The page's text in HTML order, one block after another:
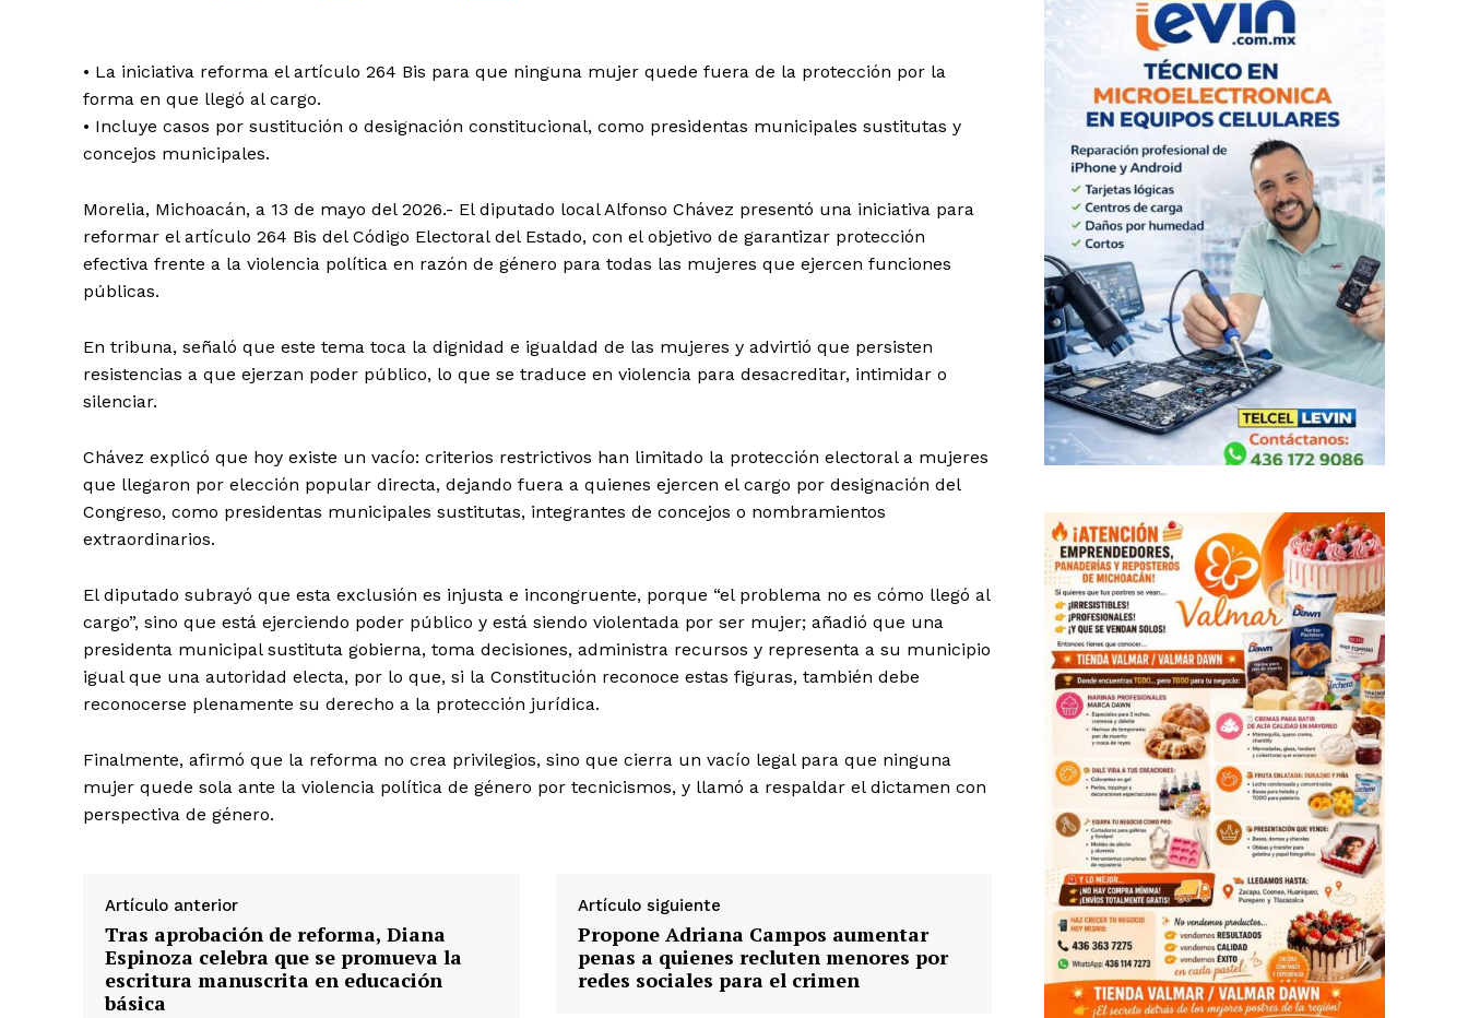
•⁠ ⁠La iniciativa reforma el artículo 264 Bis para que ninguna mujer quede fuera de la protección por la
forma en que llegó al cargo.
•⁠ ⁠Incluye casos por sustitución o designación constitucional, como presidentas municipales sustitutas y
concejos municipales.
Morelia, Michoacán, a 13 de mayo del 2026.- El diputado local Alfonso Chávez presentó una iniciativa para
reformar el artículo 264 Bis del Código Electoral del Estado, con el objetivo de garantizar protección
efectiva frente a la violencia política en razón de género para todas las mujeres que ejercen funciones
públicas.
En tribuna, señaló que este tema toca la dignidad e igualdad de las mujeres y advirtió que persisten
resistencias a que ejerzan poder público, lo que se traduce en violencia para desacreditar, intimidar o
silenciar.
Chávez explicó que hoy existe un vacío: criterios restrictivos han limitado la protección electoral a mujeres
que llegaron por elección popular directa, dejando fuera a quienes ejercen el cargo por designación del
Congreso, como presidentas municipales sustitutas, integrantes de concejos o nombramientos
extraordinarios.
El diputado subrayó que esta exclusión es injusta e incongruente, porque “el problema no es cómo llegó al
cargo”, sino que está ejerciendo poder público y está siendo violentada por ser mujer; añadió que una
presidenta municipal sustituta gobierna, toma decisiones, administra recursos y representa a su municipio
igual que una autoridad electa, por lo que, si la Constitución reconoce estas figuras, también debe
reconocerse plenamente su derecho a la protección jurídica.
Finalmente, afirmó que la reforma no crea privilegios, sino que cierra un vacío legal para que ninguna
mujer quede sola ante la violencia política de género por tecnicismos, y llamó a respaldar el dictamen con
perspectiva de género.
Artículo anterior
Tras aprobación de reforma, Diana
Espinoza celebra que se promueva la
escritura manuscrita en educación
básica
Artículo siguiente
Propone Adriana Campos aumentar
penas a quienes recluten menores por
redes sociales para el crimen